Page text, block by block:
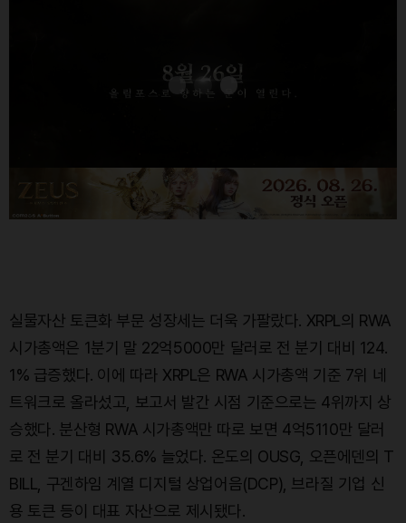
실물자산 토큰화 부문 성장세는 더욱 가팔랐다. XRPL의 RWA
시가총액은 1분기 말 22억5000만 달러로 전 분기 대비 124.
1% 급증했다. 이에 따라 XRPL은 RWA 시가총액 기준 7위 네
트워크로 올라섰고, 보고서 발간 시점 기준으로는 4위까지 상
승했다. 분산형 RWA 시가총액만 따로 보면 4억5110만 달러
로 전 분기 대비 35.6% 늘었다. 온도의 OUSG, 오픈에덴의 T
BILL, 구겐하임 계열 디지털 상업어음(DCP), 브라질 기업 신
용 토큰 등이 대표 자산으로 제시됐다.